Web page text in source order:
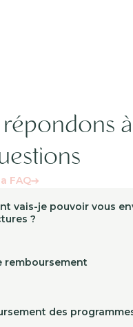
FAQ
vais-je pouvoir vous
?
remboursement
des